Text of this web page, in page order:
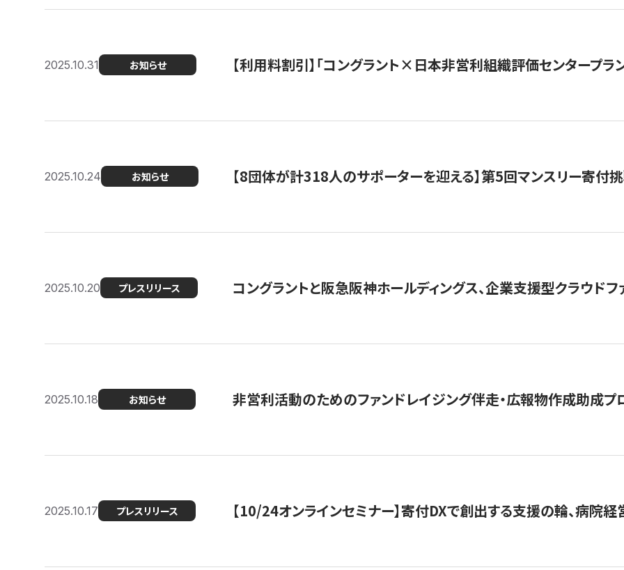
2025.10.31 お知らせ 【利用料割引】「コングラント×日本非営利組織評価センタープラ
2025.10.24 お知らせ 【8団体が計318人のサポーターを迎える】​​第5回マンスリー寄付
2025.10.20 プレスリリース コングラントと阪急阪神ホールディングス、企業支援型クラウドフ
2025.10.18 お知らせ 非営利活動のためのファンドレイジング伴走・広報物作成助成プ
2025.10.17 プレスリリース 【10/24オンラインセミナー】寄付DXで創出する支援の輪、病院